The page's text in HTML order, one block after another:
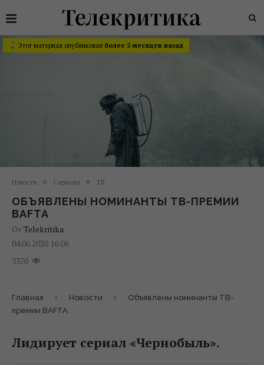
Этот материал опубликован более 5 месяцев назад
Новости Сериалы ТВ
ОБЪЯВЛЕНЫ НОМИНАНТЫ ТВ-ПРЕМИИ
BAFTA
От Telekritika
04.06.2020 16:06
3370
Главная Новости
Объявлены номинанты ТВ-
премии BAFTA
Лидирует сериал «Чернобыль».